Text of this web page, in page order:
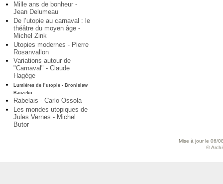
Mille ans de bonheur -
Jean Delumeau
De l’utopie au carnaval : le
théâtre du moyen âge -
Michel Zink
Utopies modernes - Pierre
Rosanvallon
Variations autour de
"Carnaval" - Claude
Hagège
Lumières de l’utopie - Bronislaw
Baczeko
Rabelais - Carlo Ossola
Les mondes utopiques de
Jules Vernes - Michel
Butor
Mise à jour le 06/
©